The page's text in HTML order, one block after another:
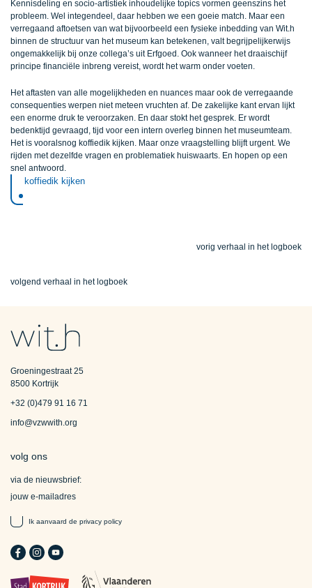
Kennisdeling en socio-artistiek inhoudelijke topics vormen geenszins het
probleem. Wel integendeel, daar hebben we een goeie match. Maar een
verregaand aftoetsen van wat bijvoorbeeld een fysieke inbedding van Wit.h
binnen de structuur van het museum kan betekenen, valt begrijpelijkerwijs
ongemakkelijk bij onze collega’s uit Erfgoed. Ook wanneer het draaischijf
principe financiële inbreng vereist, wordt het warm onder voeten.
Het aftasten van alle mogelijkheden en nuances maar ook de verregaande
consequenties werpen niet meteen vruchten af. De zakelijke kant ervan lijkt
een enorme druk te veroorzaken. En daar stokt het gesprek. Er wordt
bedenktijd gevraagd, tijd voor een intern overleg binnen het museumteam.
Het is vooralsnog koffiedik kijken. Maar onze vraagstelling blijft urgent. We
rijden met dezelfde vragen en problematiek huiswaarts. En hopen op een
snel antwoord.
koffiedik kijken
vorig verhaal in het logboek
volgend verhaal in het logboek
Groeningestraat 25
8500 Kortrijk
+32 (0)479 91 16 71
info@vzwwith.org
volg ons
via de nieuwsbrief:
Ik aanvaard de privacy policy